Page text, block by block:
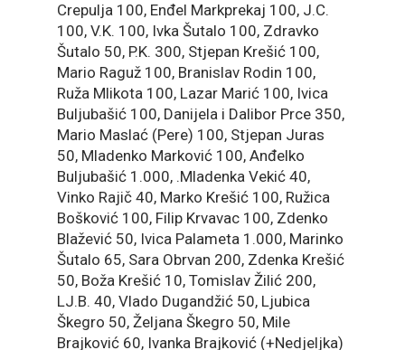
Crepulja 100, Enđel Markprekaj 100, J.C.
100, V.K. 100, Ivka Šutalo 100, Zdravko
Šutalo 50, P.K. 300, Stjepan Krešić 100,
Mario Raguž 100, Branislav Rodin 100,
Ruža Mlikota 100, Lazar Marić 100, Ivica
Buljubašić 100, Danijela i Dalibor Prce 350,
Mario Maslać (Pere) 100, Stjepan Juras
50, Mladenko Marković 100, Anđelko
Buljubašić 1.000, .Mladenka Vekić 40,
Vinko Rajič 40, Marko Krešić 100, Ružica
Bošković 100, Filip Krvavac 100, Zdenko
Blažević 50, Ivica Palameta 1.000, Marinko
Šutalo 65, Sara Obrvan 200, Zdenka Krešić
50, Boža Krešić 10, Tomislav Žilić 200,
LJ.B. 40, Vlado Dugandžić 50, Ljubica
Škegro 50, Željana Škegro 50, Mile
Brajković 60, Ivanka Brajković (+Nedjeljka)